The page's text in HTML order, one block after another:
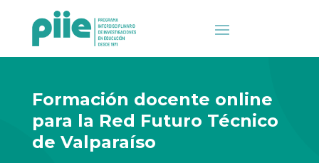
Formación docente online
para la Red Futuro Técnico
de Valparaíso